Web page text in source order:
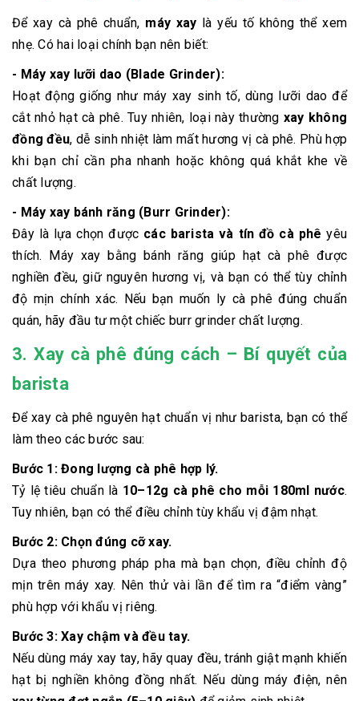
Để xay cà phê chuẩn, máy xay là yếu tố không thể xem
nhẹ. Có hai loại chính bạn nên biết:
- Máy xay lưỡi dao (Blade Grinder):
Hoạt động giống như máy xay sinh tố, dùng lưỡi dao để
cắt nhỏ hạt cà phê. Tuy nhiên, loại này thường xay không
đồng đều, dễ sinh nhiệt làm mất hương vị cà phê. Phù hợp
khi bạn chỉ cần pha nhanh hoặc không quá khắt khe về
chất lượng.
- Máy xay bánh răng (Burr Grinder):
Đây là lựa chọn được các barista và tín đồ cà phê yêu
thích. Máy xay bằng bánh răng giúp hạt cà phê được
nghiền đều, giữ nguyên hương vị, và bạn có thể tùy chỉnh
độ mịn chính xác. Nếu bạn muốn ly cà phê đúng chuẩn
quán, hãy đầu tư một chiếc burr grinder chất lượng.
3. Xay cà phê đúng cách – Bí quyết của
barista
Để xay cà phê nguyên hạt chuẩn vị như barista, bạn có thể
làm theo các bước sau:
Bước 1: Đong lượng cà phê hợp lý.
Tỷ lệ tiêu chuẩn là 10–12g cà phê cho mỗi 180ml nước.
Tuy nhiên, bạn có thể điều chỉnh tùy khẩu vị đậm nhạt.
Bước 2: Chọn đúng cỡ xay.
Dựa theo phương pháp pha mà bạn chọn, điều chỉnh độ
mịn trên máy xay. Nên thử vài lần để tìm ra “điểm vàng”
phù hợp với khẩu vị riêng.
Bước 3: Xay chậm và đều tay.
Nếu dùng máy xay tay, hãy quay đều, tránh giật mạnh khiến
hạt bị nghiền không đồng nhất. Nếu dùng máy điện, nên